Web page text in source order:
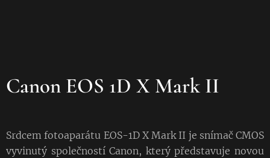
Canon EOS 1D X Mark II
Srdcem fotoaparátu EOS-1D X Mark II je snímač CMOS
vyvinutý společností Canon, který představuje novou